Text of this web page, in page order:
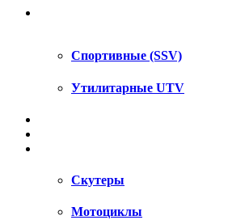
Спортивные (SSV)
Утилитарные UTV
Скутеры
Мотоциклы